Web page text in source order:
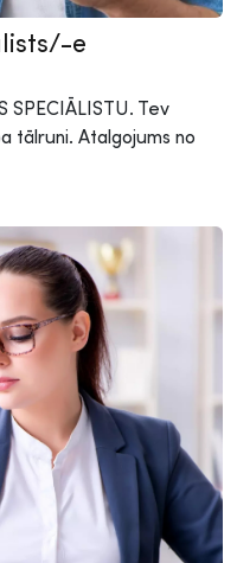
e
SPECIĀLISTU. Tev
tālruni. Atalgojums no